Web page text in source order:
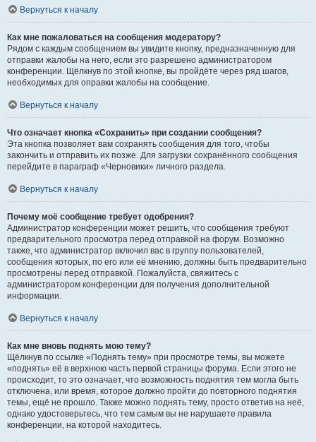
Вернуться к началу
Как мне пожаловаться на сообщения модератору?
Рядом с каждым сообщением вы увидите кнопку, предназначенную для
отправки жалобы на него, если это разрешено администратором
конференции. Щёлкнув по этой кнопке, вы пройдёте через ряд шагов,
необходимых для оправки жалобы на сообщение.
Вернуться к началу
Что означает кнопка «Сохранить» при создании сообщения?
Эта кнопка позволяет вам сохранять сообщения для того, чтобы
закончить и отправить их позже. Для загрузки сохранённого сообщения
перейдите в параграф «Черновики» личного раздела.
Вернуться к началу
Почему моё сообщение требует одобрения?
Администратор конференции может решить, что сообщения требуют
предварительного просмотра перед отправкой на форум. Возможно
также, что администратор включил вас в группу пользователей,
сообщения которых, по его или её мнению, должны быть предварительно
просмотрены перед отправкой. Пожалуйста, свяжитесь с
администратором конференции для получения дополнительной
информации.
Вернуться к началу
Как мне вновь поднять мою тему?
Щёлкнув по ссылке «Поднять тему» при просмотре темы, вы можете
«поднять» её в верхнюю часть первой страницы форума. Если этого не
происходит, то это означает, что возможность поднятия тем могла быть
отключена, или время, которое должно пройти до повторного поднятия
темы, ещё не прошло. Также можно поднять тему, просто ответив на неё,
однако удостоверьтесь, что тем самым вы не нарушаете правила
конференции, на которой находитесь.